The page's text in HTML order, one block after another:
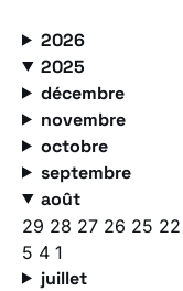
2026
2025
décembre
novembre
octobre
septembre
août
29 28 27 26 25 22
5 4 1
juillet